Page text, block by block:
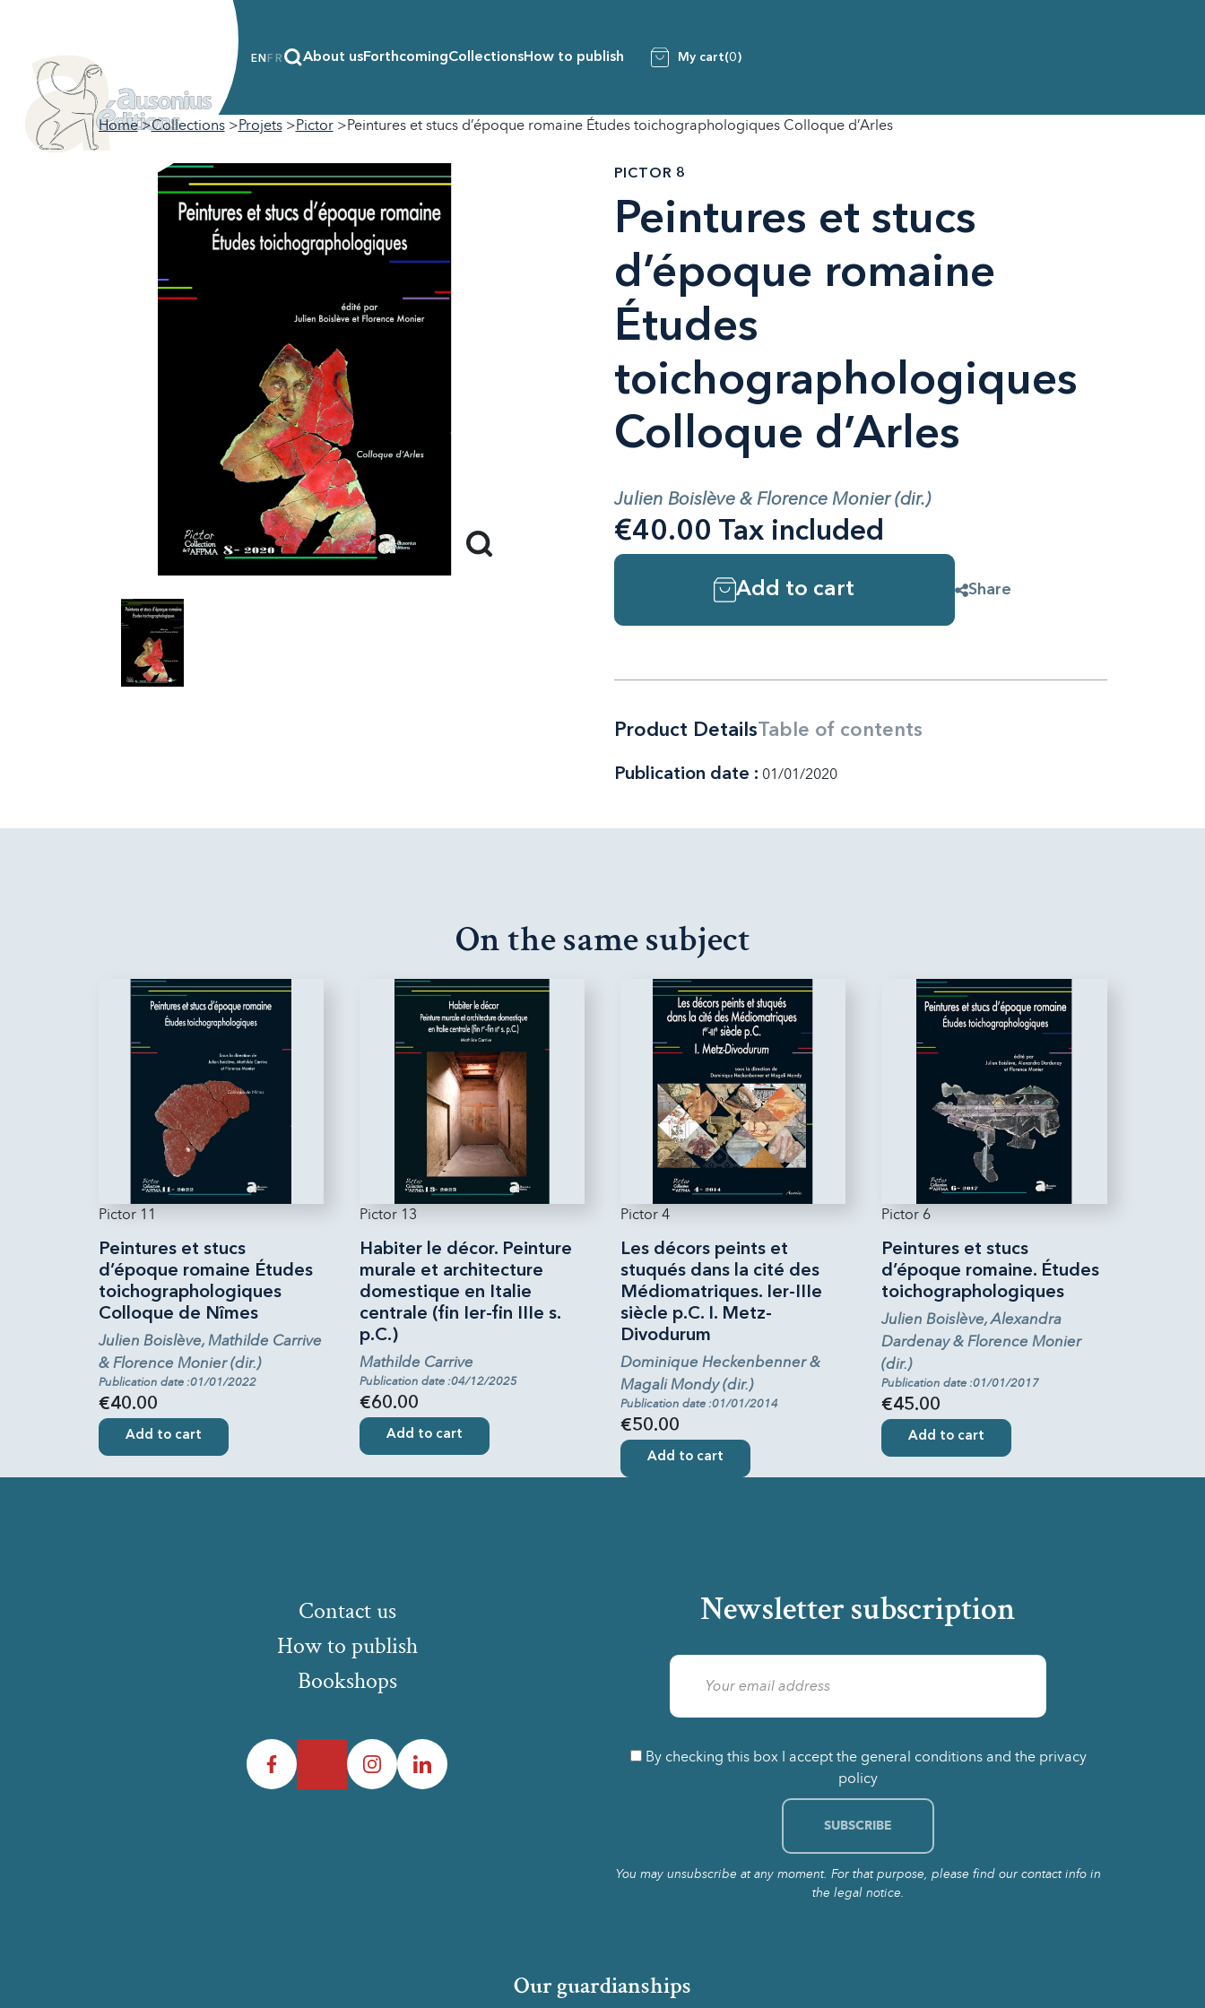
FR
EN About usForthcomingCollectionsHow to publish My cart(0)
Home Collections Projets Pictor Peintures et stucs d’époque romaine Études toichographologiques Colloque d’Arles
PICTOR 8
Peintures et stucs
d’époque romaine
Études
toichographologiques
Colloque d’Arles
Julien Boislève & Florence Monier (dir.)
€40.00 Tax included
Add to cart Share
Product DetailsTable of contents
Publication date : 01/01/2020
On the same subject
Pictor 11
Peintures et stucs
d’époque romaine Études
toichographologiques
Colloque de Nîmes
Julien Boislève, Mathilde Carrive
& Florence Monier (dir.)
Publication date :01/01/2022
€40.00
Add to cart
Pictor 13
Habiter le décor. Peinture
murale et architecture
domestique en Italie
centrale (fin Ier-fin IIIe s.
p.C.)
Mathilde Carrive
Publication date :04/12/2025
€60.00
Add to cart
Pictor 4
Les décors peints et
stuqués dans la cité des
Médiomatriques. Ier-IIIe
siècle p.C. I. Metz-
Divodurum
Dominique Heckenbenner &
Magali Mondy (dir.)
Publication date :01/01/2014
€50.00
Add to cart
Pictor 6
Peintures et stucs
d’époque romaine. Études
toichographologiques
Julien Boislève, Alexandra
Dardenay & Florence Monier
(dir.)
Publication date :01/01/2017
€45.00
Add to cart
Newsletter subscription
By checking this box I accept the general conditions and the privacy
policy
You may unsubscribe at any moment. For that purpose, please find our contact info in
the legal notice.
How to publish
Bookshops
Contact us
Facebook InstagramLinkedIn
Our guardianships